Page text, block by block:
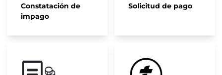
Constatación de
impago
Solicitud de pago